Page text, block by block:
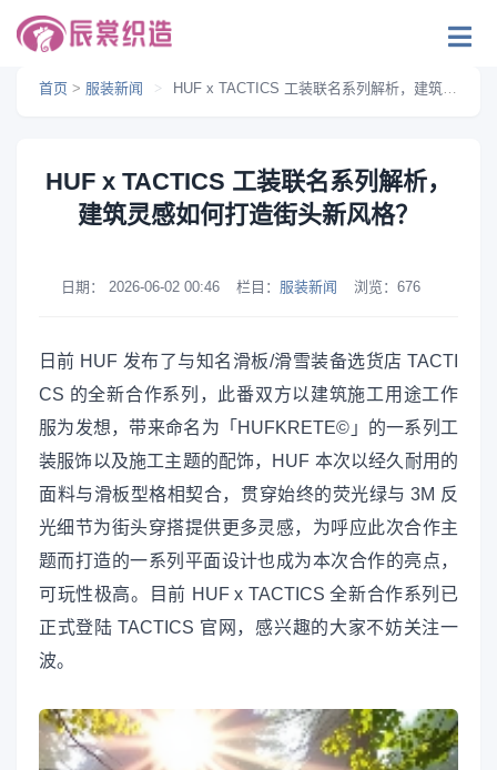
首页 > 服装新闻 > HUF x TACTICS 工装联名系列解析，建筑灵感如何打造街头新风格？
HUF x TACTICS 工装联名系列解析，
建筑灵感如何打造街头新风格？
日期： 2026-06-02 00:46 栏目： 服装新闻 浏览： 676
日前 HUF 发布了与知名滑板/滑雪装备选货店 TACTI
CS 的全新合作系列，此番双方以建筑施工用途工作
服为发想，带来命名为「HUFKRETE©」的一系列工
装服饰以及施工主题的配饰，HUF 本次以经久耐用的
面料与滑板型格相契合，贯穿始终的荧光绿与 3M 反
光细节为街头穿搭提供更多灵感，为呼应此次合作主
题而打造的一系列平面设计也成为本次合作的亮点，
可玩性极高。目前 HUF x TACTICS 全新合作系列已
正式登陆 TACTICS 官网，感兴趣的大家不妨关注一
波。